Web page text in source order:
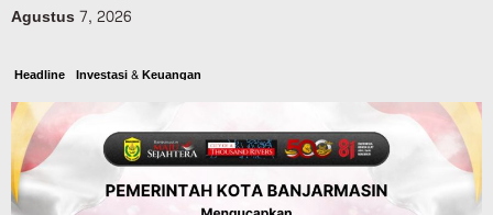
Agustus 7, 2026
Headline Investasi & Keuangan
KUA-PPAS 2027 Banjarbaru Defisit 170
Miliar, Pendapatan 1,2 Triliun Belanja
1,37 Triliun, Tutup Kekurangan dari
SiLPA